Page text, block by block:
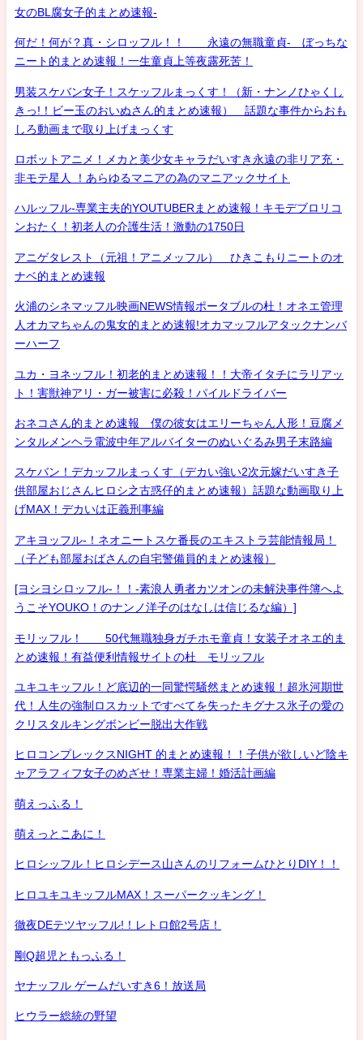
女のBL腐女子的まとめ速報-
何だ！何が？真・シロッフル！！ 永遠の無職童貞- ぼっちな
ニート的まとめ速報！一生童貞上等夜露死苦！
男装スケバン女子！スケッフルまっくす！（新・ナンノひゃくし
きっ!！ビー玉のおいぬさん的まとめ速報） 話題な事件からおも
しろ動画まで取り上げまっくす
ロボットアニメ！メカと美少女キャラだいすき永遠の非リア充・
非モテ星人 ！あらゆるマニアの為のマニアックサイト
ハルッフル-専業主夫的YOUTUBERまとめ速報！キモデブロリコ
ンおたく！初老人の介護生活！激動の1750日
アニゲタレスト（元祖！アニメッフル） ひきこもりニートのオ
ナベ的まとめ速報
火浦のシネマッフル映画NEWS情報ポータブルの杜！オネエ管理
人オカマちゃんの鬼女的まとめ速報!オカマッフルアタックナンバ
ーハーフ
ユカ・ヨネッフル！初老的まとめ速報！！大帝イタチにラリアッ
ト！害獣神アリ・ガー被害に必殺！パイルドライバー
おネコさん的まとめ速報 僕の彼女はエリーちゃん人形！豆腐メ
ンタルメンヘラ電波中年アルバイターのぬいぐるみ男子末路編
スケバン！デカッフルまっくす（デカい強い2次元嫁だいすき子
供部屋おじさんヒロシ之古惑仔的まとめ速報）話題な動画取り上
げMAX！デカいは正義刑事編
アキヨッフル-！ネオニートスケ番長のエキストラ芸能情報局！
（子ども部屋おばさんの自宅警備員的まとめ速報）
[ヨシヨシロッフル-！！-素浪人勇者カツオンの未解決事件簿へよ
うこそYOUKO！のナンノ洋子のはなしは信じるな編）]
モリッフル！ 50代無職独身ガチホモ童貞！女装子オネエ的ま
とめ速報！有益便利情報サイトの杜 モリッフル
ユキユキッフル！ど底辺的一同驚愕騒然まとめ速報！超氷河期世
代！人生の強制ロスカットですべてを失ったキグナス氷子の愛の
クリスタルキングボンビー脱出大作戦
ヒロコンプレックスNIGHT 的まとめ速報！！子供が欲しいど陰キ
ャアラフィフ女子のめざせ！専業主婦！婚活計画編
萌えっふる！
萌えっとこあに！
ヒロシッフル！ヒロシデース山さんのリフォームひとりDIY！！
ヒロユキユキッフルMAX！スーパークッキング！
徹夜DEテツヤッフル!！レトロ館2号店！
剛Q超児ともっふる！
ヤナッフル ゲームだいすき6！放送局
ヒウラー総統の野望